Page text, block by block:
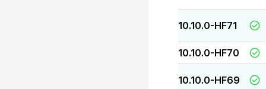
10.10.0-HF71
10.10.0-HF70
10.10.0-HF69